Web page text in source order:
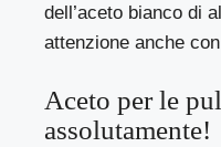
dell’aceto bianco di
attenzione anche
Aceto per le
assolutamente!